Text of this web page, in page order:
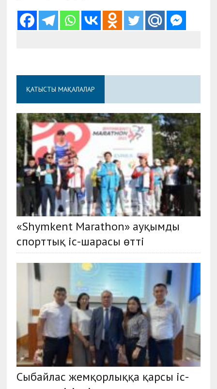
ҚАТЫСТЫ МАҚАЛАЛАР
«Shymkent Marathon» ауқымды
спорттық іс-шарасы өтті
Сыбайлас жемқорлыққа қарсы іс-